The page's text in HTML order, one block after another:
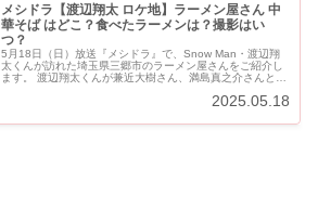
メシドラ【渡辺翔太 ロケ地】ラーメン屋さん 中
華そば はどこ？食べたラーメンは？撮影はい
つ？
5月18日（日）放送『メシドラ』で、Snow Man・渡辺翔
太くんが訪れた埼玉県三郷市のラーメン屋さんをご紹介し
ます。 渡辺翔太くんが兼近大樹さん、満島真之介さんと訪
2025.05.18